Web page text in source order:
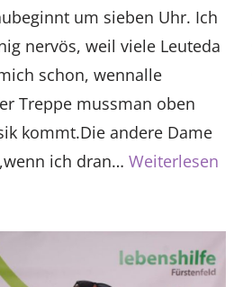
um sieben Uhr. Ich
nervös, weil viele Leuteda
schon, wennalle
Treppe mussman oben
kommt.Die andere Dame
ich dran… Weiterlesen